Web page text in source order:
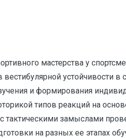
мастерства у
устойчивости
и формирования
типов реакций на
замыслами
на разных ее этапах